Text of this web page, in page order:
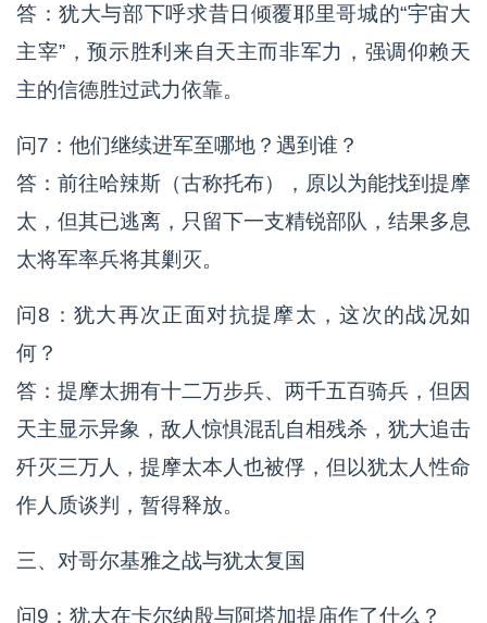
答：犹大与部下呼求昔日倾覆耶里哥城的“宇宙大
主宰”，预示胜利来自天主而非军力，强调仰赖天
主的信德胜过武力依靠。
问7：他们继续进军至哪地？遇到谁？
答：前往哈辣斯（古称托布），原以为能找到提摩
太，但其已逃离，只留下一支精锐部队，结果多息
太将军率兵将其剿灭。
问8：犹大再次正面对抗提摩太，这次的战况如
何？
答：提摩太拥有十二万步兵、两千五百骑兵，但因
天主显示异象，敌人惊惧混乱自相残杀，犹大追击
歼灭三万人，提摩太本人也被俘，但以犹太人性命
作人质谈判，暂得释放。
三、对哥尔基雅之战与犹太复国
问9：犹大在卡尔纳殷与阿塔加提庙作了什么？